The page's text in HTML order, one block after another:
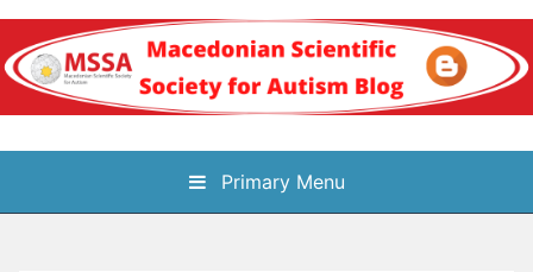
Skip
content
Блог на
Македонското научно
Primary Menu